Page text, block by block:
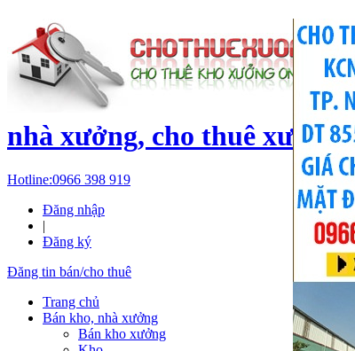
nhà xưởng, cho thuê xưởng,
Hotline:0966 398 919
Đăng nhập
|
Đăng ký
Đăng tin bán/cho thuê
Trang chủ
Bán kho, nhà xưởng
Bán kho xưởng